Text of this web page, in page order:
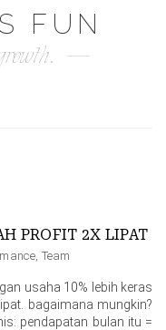
FUN
PROFIT 2X LIPAT
, Team
usaha 10% lebih keras
bagaimana mungkin?
pendapatan bulan itu =